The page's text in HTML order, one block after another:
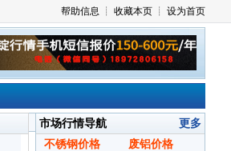
市场行情导航
更多
不锈钢价格
废铝价格